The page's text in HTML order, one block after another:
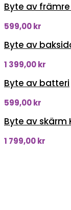
Byte av
599,00kr
Byte av
1 399,00kr
Byte av batteri
599,00kr
Byte av skärm
1 799,00kr